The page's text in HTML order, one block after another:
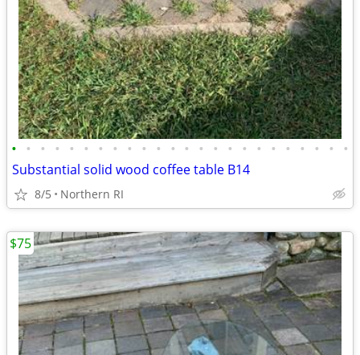
• • • • • • • • • • • • • • • • • • • • • • • •
Substantial solid wood coffee table B14
8/5 Northern RI
$75